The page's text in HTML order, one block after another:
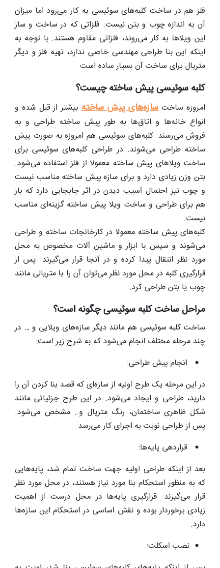
فلز هم در ساخت کلبه‌های سوئیسی به کار می‌رود اما میزان
آن به اندازه چوب و بتن نیست. فلزاتی که در ساخت و ساز
این ویلاها به کار می‌روند، فلزاتی مقاوم هستند. با توجه به
اینکه این بنا طراحی مهندسی خاصی ندارد، تهیه فلز و دیگر
متریال برای ساخت آن بسیار ساده است.
کلبه سوئیسی پیش ساخته چیست؟
امروزه ساختسازه‌های پیش ساخته بیشتر از قبل شده و
انواع خانه‌ها و اتاق‌ها به طور پیش ساخته طراحی و به
فروش می‌رسند. کلبه‌های سوئیسی هم امروزه به صورت پیش
ساخته طراحی می‌شوند. در طراحی کلبه‌های سوئیسی برای
ساخت ویلاهای پیش ساخته معمولا از فلز استفاده می‌شود.
بتن وزن زیادی دارد و برای سازه پیش ساخته مناسب نیست
و چوب نیز احتمال آسیب دیدن در اثر جابجایی دارد که باز
هم برای طراحی و ساخت ویلا پیش ساخته گزینه‌ای مناسب
نیست.
کلبه‌های پیش ساخته معمولا در کارخانجات ساخته و طراحی
می‌شوند و سپس با ابزار و ماشین آلات مخصوص به محل
مورد نظر انتقال پیدا کرده و در آنجا قرار می‌گیرند. پس از
قرارگیری کلبه در محل مورد نظر می‌توان آن را با متریالی مانند
چوب یا بتن طراحی کرد.
مراحل ساخت کلبه سوئیسی چگونه است؟
ساخت کلبه سوئیسی هم مانند دیگر سازه‌های ویلایی و … در
چند مرحله مختلف انجام می‌شود که به شرح زیر است:
انجام پیش طراحی:
در این مرحله یک طرح اولیه از سازه‌ای که قصد بنا کردن آن را
دارید، طراحی و ایجاد می‌شود. در این طرح جزئیاتی مانند
شکل ظاهری ساختمان، رنگ متریال و.. مشخص می‌شود.
پس از طراحی نوبت به اجرای کار می‌رسد.
قراردهی پایه‌ها:
بعد از اینکه طراحی اولیه جهت ساخت تمام شد، پایه‌هایی
که به منظور استحکام بنا مورد نیاز هستند، در محل مورد نظر
قرار می‌گیرند. قرارگیری پایه‌ها در محل درست از اهمیت
زیادی برخوردار بوده و نقش اساسی در استحکام این سازه‌ها
دارد.
نصب اسکلت: